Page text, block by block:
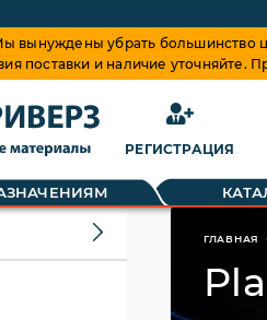
вынуждены убрать большинство
поставки и наличие
РЕГИСТРАЦИЯ
ГЛАВНАЯ